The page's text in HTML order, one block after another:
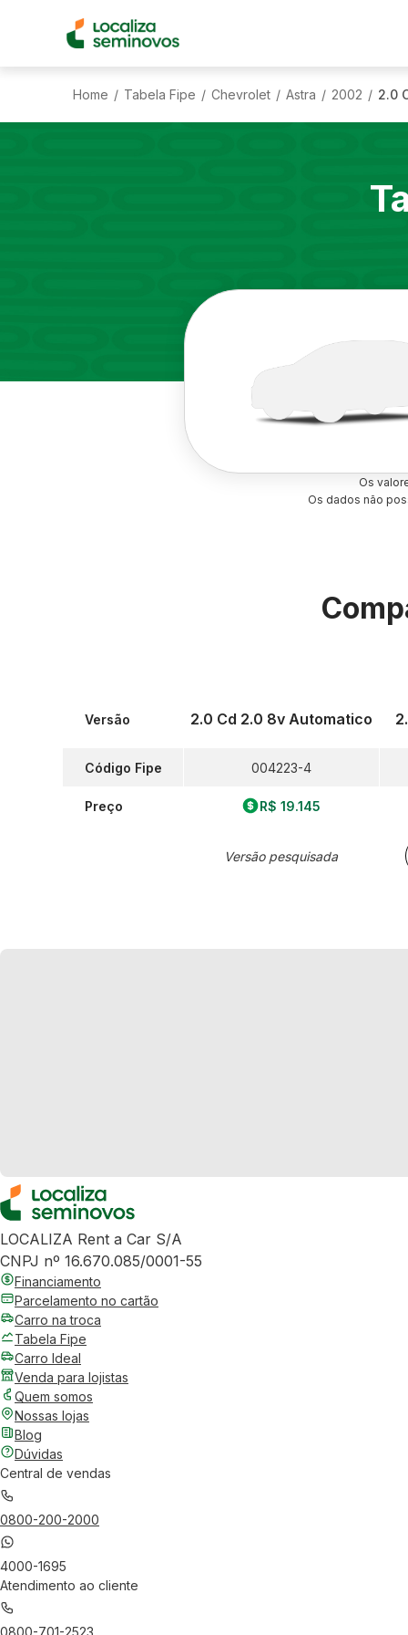
Home / Tabela Fipe / Chevrolet / Astra / 2002 / 2.0
Os
Os dados não
Versão
Código Fipe
Preço
2.0 Cd 2.0 8v Automatico
004223-4
R$ 19.145
Versão pesquisada
LOCALIZA Rent a Car S/A
CNPJ nº 16.670.085/0001-55
Financiamento
Parcelamento no cartão
Carro na troca
Tabela Fipe
Carro Ideal
Venda para lojistas
Quem somos
Nossas lojas
Blog
Dúvidas
Central de vendas
0800-200-2000
4000-1695
Atendimento ao cliente
0800-701-2523